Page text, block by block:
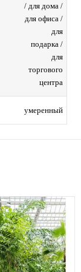
/ для дома /
для офиса /
для
подарка /
для
торгового
центра
умеренный